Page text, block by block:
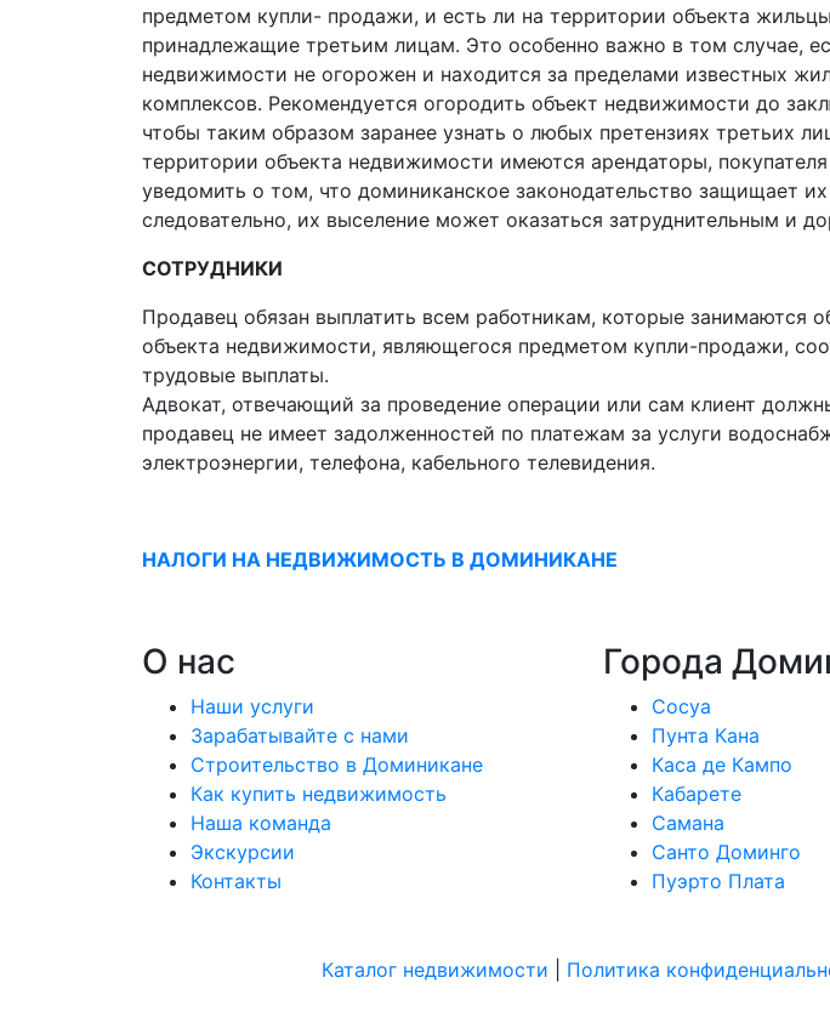
предметом купли- продажи, и есть ли на территории объекта
принадлежащие третьим лицам. Это особенно важно в том случае,
недвижимости не огорожен и находится за пределами известных
комплексов. Рекомендуется огородить объект недвижимости до
чтобы таким образом заранее узнать о любых претензиях третьих
территории объекта недвижимости имеются арендаторы,
уведомить о том, что доминиканское законодательство защищает
следовательно, их выселение может оказаться затруднительным и
СОТРУДНИКИ
Продавец обязан выплатить всем работникам, которые занимаются
объекта недвижимости, являющегося предметом купли-продажи,
трудовые выплаты.
Адвокат, отвечающий за проведение операции или сам клиент
продавец не имеет задолженностей по платежам за услуги
электроэнергии, телефона, кабельного телевидения.
НАЛОГИ НА НЕДВИЖИМОСТЬ В ДОМИНИКАНЕ
О нас
Наши услуги
Зарабатывайте с нами
Строительство в Доминикане
Как купить недвижимость
Наша команда
Экскурсии
Контакты
Города
Сосуа
Пунта Кана
Каса де Кампо
Кабарете
Самана
Санто Доминго
Пуэрто Плата
Каталог недвижимости
Политика